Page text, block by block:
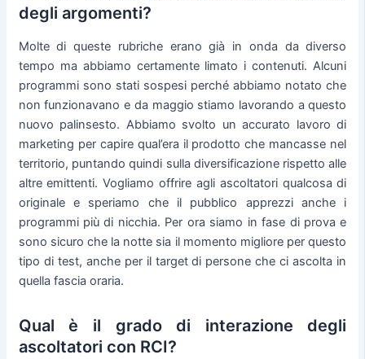
degli argomenti?
Molte di queste rubriche erano già in onda da diverso
tempo ma abbiamo certamente limato i contenuti. Alcuni
programmi sono stati sospesi perché abbiamo notato che
non funzionavano e da maggio stiamo lavorando a questo
nuovo palinsesto. Abbiamo svolto un accurato lavoro di
marketing per capire qual’era il prodotto che mancasse nel
territorio, puntando quindi sulla diversificazione rispetto alle
altre emittenti. Vogliamo offrire agli ascoltatori qualcosa di
originale e speriamo che il pubblico apprezzi anche i
programmi più di nicchia. Per ora siamo in fase di prova e
sono sicuro che la notte sia il momento migliore per questo
tipo di test, anche per il target di persone che ci ascolta in
quella fascia oraria.
Qual è il grado di interazione degli
ascoltatori con RCI?